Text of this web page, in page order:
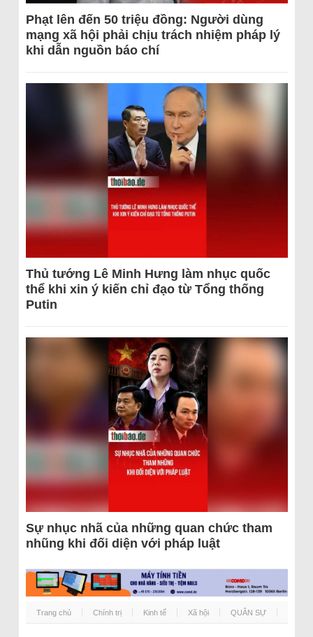
Phạt lên đến 50 triệu đồng: Người dùng
mạng xã hội phải chịu trách nhiệm pháp lý
khi dẫn nguồn báo chí
Thủ tướng Lê Minh Hưng làm nhục quốc
thể khi xin ý kiến chỉ đạo từ Tổng thống
Putin
Sự nhục nhã của những quan chức tham
nhũng khi đối diện với pháp luật
Trang chủ Chính trị Kinh tế Xã hội QUÂN SỰ